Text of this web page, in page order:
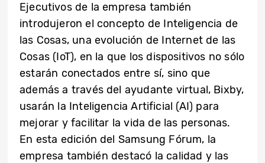
Ejecutivos de la empresa también
introdujeron el concepto de Inteligencia de
las Cosas, una evolución de Internet de las
Cosas (IoT), en la que los dispositivos no sólo
estarán conectados entre sí, sino que
además a través del ayudante virtual, Bixby,
usarán la Inteligencia Artificial (AI) para
mejorar y facilitar la vida de las personas.
En esta edición del Samsung Fórum, la
empresa también destacó la calidad y las